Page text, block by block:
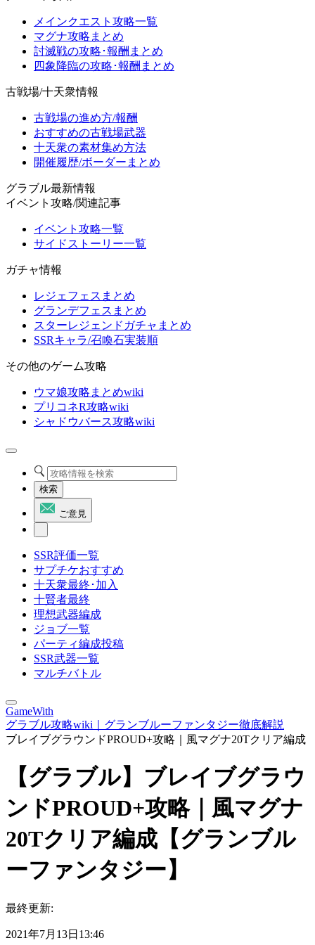
メインクエスト攻略一覧
マグナ攻略まとめ
討滅戦の攻略･報酬まとめ
四象降臨の攻略･報酬まとめ
古戦場/十天衆情報
古戦場の進め方/報酬
おすすめの古戦場武器
十天衆の素材集め方法
開催履歴/ボーダーまとめ
グラブル最新情報
イベント攻略/関連記事
イベント攻略一覧
サイドストーリー一覧
ガチャ情報
レジェフェスまとめ
グランデフェスまとめ
スターレジェンドガチャまとめ
SSRキャラ/召喚石実装順
その他のゲーム攻略
ウマ娘攻略まとめwiki
プリコネR攻略wiki
シャドウバース攻略wiki
検索
ご意見
SSR評価一覧
サプチケおすすめ
十天衆最終･加入
十賢者最終
理想武器編成
ジョブ一覧
パーティ編成投稿
SSR武器一覧
マルチバトル
GameWith
グラブル攻略wiki｜グランブルーファンタジー徹底解説
ブレイブグラウンドPROUD+攻略｜風マグナ20Tクリア編成
【グラブル】ブレイブグラウ
ンドPROUD+攻略｜風マグナ
20Tクリア編成【グランブル
ーファンタジー】
最終更新:
2021年7月13日13:46